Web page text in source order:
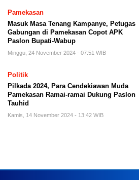
Pamekasan
Masuk Masa Tenang Kampanye, Petugas
Gabungan di Pamekasan Copot APK
Paslon Bupati-Wabup
Minggu, 24 November 2024 - 07:51 WIB
Politik
Pilkada 2024, Para Cendekiawan Muda
Pamekasan Ramai-ramai Dukung Paslon
Tauhid
Kamis, 14 November 2024 - 13:42 WIB